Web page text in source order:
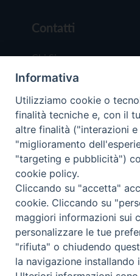
Contatti
Chi Siamo
Redazione
Scrivici
Copyright © 2019 -
Trentina Editrice
Privacy Policy
Informativa
Utilizziamo cookie o
finalità tecniche e, con il
altre finalità ("interazioni
"miglioramento
"targeting e pubblicità")
cookie policy.
Cliccando su "accetta"
cookie. Cliccando su
maggiori informazioni sui
personalizzare le tue
"rifiuta" o chiudendo
la navigazione installando